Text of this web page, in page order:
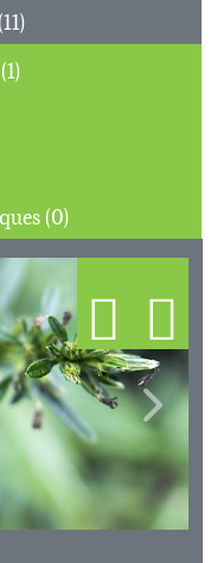
photothèque (11)
scanothèque (1)
coupes microscopiques (0)
Next